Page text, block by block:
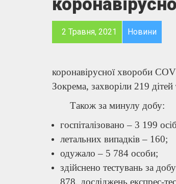
2 Травня, 2021 Новини
коронавірусної хвороби
Зокрема, захворіли 219
Також за минулу добу:
госпіталізовано – 3 199
летальних випадків – 160;
одужало – 5 784 особи;
здійснено тестувань за
878, досліджень експрес-